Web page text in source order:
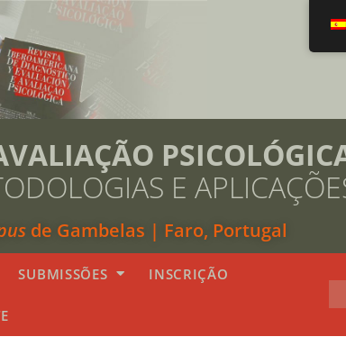
E
de Gambelas | Faro, Portugal
SUBMISSÕES INSCRIÇÃO